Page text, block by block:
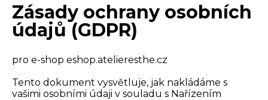
Zásady ochrany osobních
údajů (GDPR)
pro e-shop eshop.atelieresthe.cz
Tento dokument vysvětluje, jak nakládáme s
vašimi osobními údaji v souladu s Nařízením